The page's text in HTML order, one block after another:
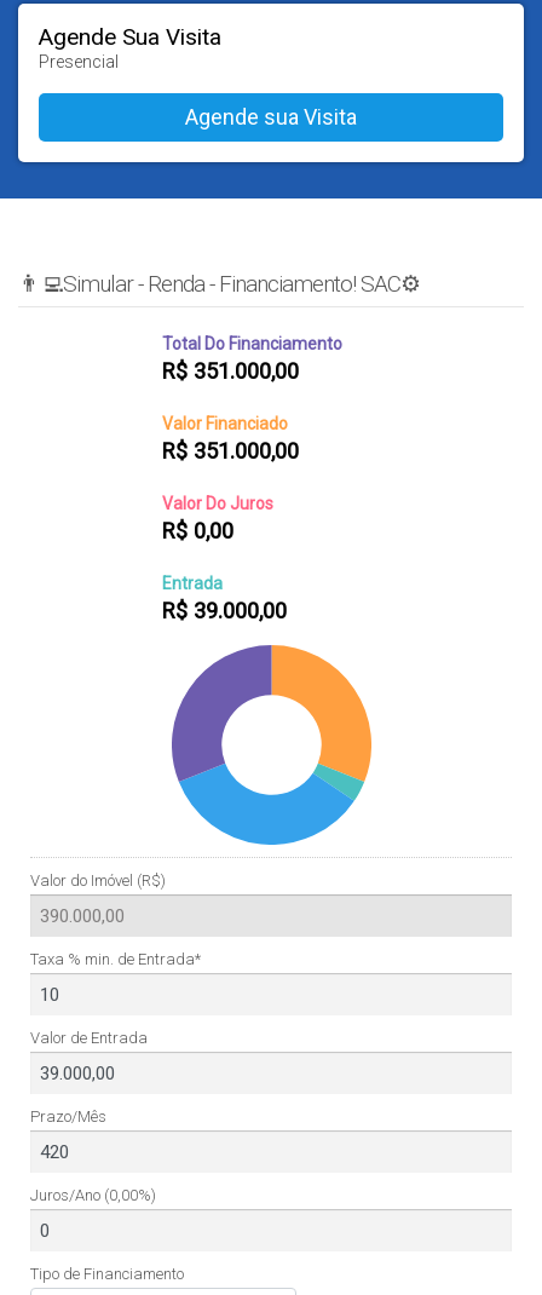
Agende Sua Visita
Presencial
👨‍💻Simular - Renda - Financiamento! SAC⚙️
Total Do Financiamento
R$ 351.000,00
Valor Financiado
R$ 351.000,00
Valor Do Juros
R$ 0,00
Entrada
R$ 39.000,00
Valor do Imóvel (R$)
Taxa % min. de Entrada*
Valor de Entrada
Prazo/Mês
Juros/Ano (0,00%)
Tipo de Financiamento